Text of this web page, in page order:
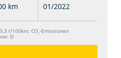
km
01/2022
5,3 l/100km; CO2-Emissionen
D